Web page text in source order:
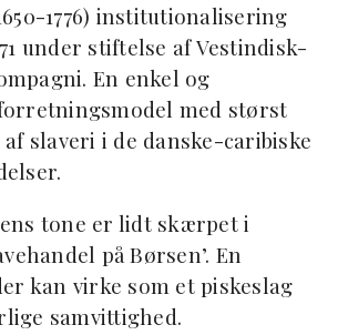
1776) institutionalisering
under stiftelse af Vestindisk-
En enkel og
med størst
slaveri i de danske-caribiske
tone er lidt skærpet i
på Børsen’. En
kan virke som et piskeslag
samvittighed.